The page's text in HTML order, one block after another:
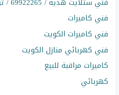
فني كاميرات
فني كاميرات الكويت
فني كهربائي منازل الكويت
كاميرات مراقبة للبيع
كهربائي